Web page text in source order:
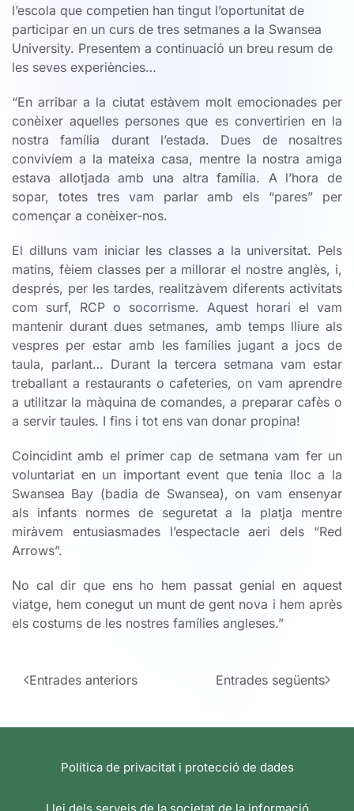
l’escola que competien han tingut l’oportunitat de
participar en un curs de tres setmanes a la Swansea
University. Presentem a continuació un breu resum de
les seves experiències…
“En arribar a la ciutat estàvem molt emocionades per
conèixer aquelles persones que es convertirien en la
nostra família durant l’estada. Dues de nosaltres
convivíem a la mateixa casa, mentre la nostra amiga
estava allotjada amb una altra família. A l’hora de
sopar, totes tres vam parlar amb els “pares” per
començar a conèixer-nos.
El dilluns vam iniciar les classes a la universitat. Pels
matins, fèiem classes per a millorar el nostre anglès, i,
després, per les tardes, realitzàvem diferents activitats
com surf, RCP o socorrisme. Aquest horari el vam
mantenir durant dues setmanes, amb temps lliure als
vespres per estar amb les famílies jugant a jocs de
taula, parlant… Durant la tercera setmana vam estar
treballant a restaurants o cafeteries, on vam aprendre
a utilitzar la màquina de comandes, a preparar cafès o
a servir taules. I fins i tot ens van donar propina!
Coincidint amb el primer cap de setmana vam fer un
voluntariat en un important event que tenia lloc a la
Swansea Bay (badia de Swansea), on vam ensenyar
als infants normes de seguretat a la platja mentre
miràvem entusiasmades l’espectacle aeri dels “Red
Arrows”.
No cal dir que ens ho hem passat genial en aquest
viatge, hem conegut un munt de gent nova i hem après
els costums de les nostres famílies angleses.”
Entrades anteriors Entrades següents
Política de privacitat i protecció de dades